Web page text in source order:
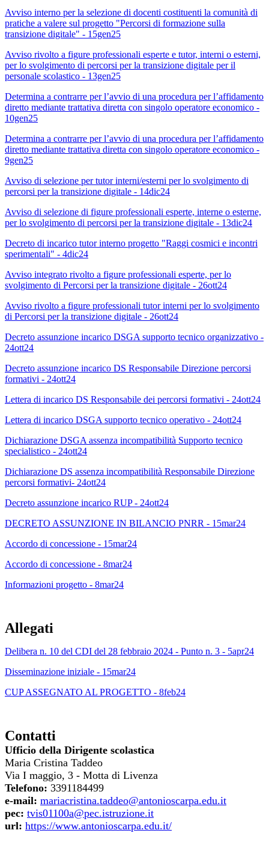
Avviso interno per la selezione di docenti costituenti la comunità di
pratiche a valere sul progetto "Percorsi di formazione sulla
transizione digitale" - 15gen25
Avviso rivolto a figure professionali esperte e tutor, interni o esterni,
per lo svolgimento di percorsi per la transizione digitale per il
personale scolastico - 13gen25
Determina a contrarre per l’avvio di una procedura per l’affidamento
diretto mediante trattativa diretta con singolo operatore economico -
10gen25
Determina a contrarre per l’avvio di una procedura per l’affidamento
diretto mediante trattativa diretta con singolo operatore economico -
9gen25
Avviso di selezione per tutor interni/esterni per lo svolgimento di
percorsi per la transizione digitale - 14dic24
Avviso di selezione di figure professionali esperte, interne o esterne,
per lo svolgimento di percorsi per la transizione digitale - 13dic24
Decreto di incarico tutor interno progetto "Raggi cosmici e incontri
sperimentali" - 4dic24
Avviso integrato rivolto a figure professionali esperte, per lo
svolgimento di Percorsi per la transizione digitale - 26ott24
Avviso rivolto a figure professionali tutor interni per lo svolgimento
di Percorsi per la transizione digitale - 26ott24
Decreto assunzione incarico DSGA supporto tecnico organizzativo -
24ott24
Decreto assunzione incarico DS Responsabile Direzione percorsi
formativi - 24ott24
Lettera di incarico DS Responsabile dei percorsi formativi - 24ott24
Lettera di incarico DSGA supporto tecnico operativo - 24ott24
Dichiarazione DSGA assenza incompatibilità Supporto tecnico
specialistico - 24ott24
Dichiarazione DS assenza incompatibilità Responsabile Direzione
percorsi formativi- 24ott24
Decreto assunzione incarico RUP - 24ott24
DECRETO ASSUNZIONE IN BILANCIO PNRR - 15mar24
Accordo di concessione - 15mar24
Accordo di concessione - 8mar24
Informazioni progetto - 8mar24
Allegati
Delibera n. 10 del CDI del 28 febbraio 2024 - Punto n. 3 - 5apr24
Disseminazione iniziale - 15mar24
CUP ASSEGNATO AL PROGETTO - 8feb24
Contatti
Ufficio della Dirigente scolastica
Maria Cristina Taddeo
Via I maggio, 3 - Motta di Livenza
Telefono: 3391184499
e-mail: mariacristina.taddeo@antonioscarpa.edu.it
pec: tvis01100a@pec.istruzione.it
url: https://www.antonioscarpa.edu.it/